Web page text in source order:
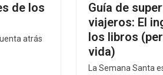
de los
atrás
Guía de
viajeros: El
los libros
vida)
La Semana Santa